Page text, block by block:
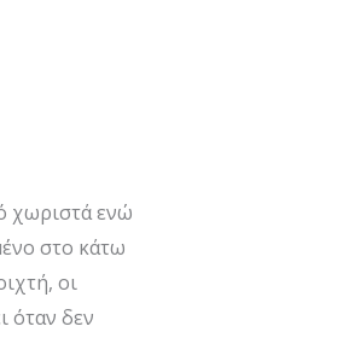
χωριστά ενώ
στο κάτω
οι
όταν δεν